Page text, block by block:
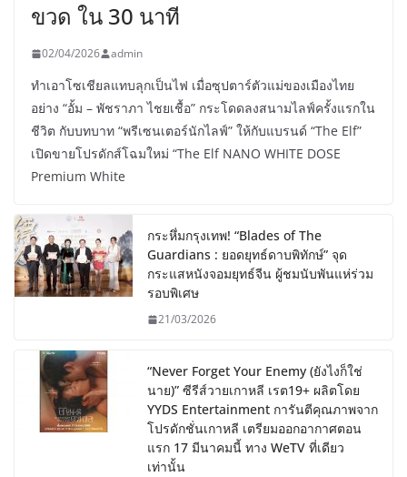
ขวด ใน 30 นาที
02/04/2026 admin
ทำเอาโซเชียลแทบลุกเป็นไฟ เมื่อซุปตาร์ตัวแม่ของเมืองไทย
อย่าง “อั้ม – พัชราภา ไชยเชื้อ” กระโดดลงสนามไลฟ์ครั้งแรกใน
ชีวิต กับบทบาท “พรีเซนเตอร์นักไลฟ์” ให้กับแบรนด์ “The Elf”
เปิดขายโปรดักส์โฉมใหม่ “The Elf NANO WHITE DOSE
Premium White
กระหึ่มกรุงเทพ! “Blades of The
Guardians : ยอดยุทธ์ดาบพิทักษ์” จุด
กระแสหนังจอมยุทธ์จีน ผู้ชมนับพันแห่ร่วม
รอบพิเศษ
21/03/2026
“Never Forget Your Enemy (ยังไงก็ใช่
นาย)” ซีรีส์วายเกาหลี เรต19+ ผลิตโดย
YYDS Entertainment การันตีคุณภาพจาก
โปรดักชั่นเกาหลี เตรียมออกอากาศตอน
แรก 17 มีนาคมนี้ ทาง WeTV ที่เดียว
เท่านั้น